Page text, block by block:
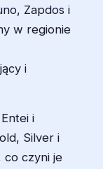
Zapdos i
w regionie
i
i
Silver i
co czyni je